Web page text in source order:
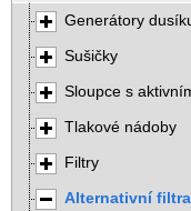
Generátory
Sušičky
Sloupce s
Tlakové nádoby
Filtry
Alternativní